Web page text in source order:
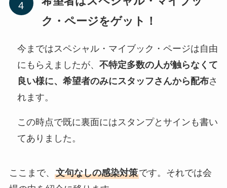
ク・ページをゲット！
今まではスペシャル・マイブック・ページは自由
にもらえましたが、 不特定多数の人が触らなくて
良い様に、希望者のみにスタッフさんから配布さ
れます。
この時点で既に裏面にはスタンプとサインも書い
てありました。
ここまで、 文句なしの感染対策です。それでは会